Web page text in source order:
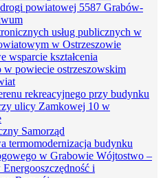
powiatowej 5587 Grabów-
usług publicznych w
w Ostrzeszowie
wsparcie kształcenia
w powiecie ostrzeszowskim
rekreacyjnego przy budynku
ulicy Zamkowej 10 w
Samorząd
termomodernizacja budynku
w Grabowie Wójtostwo –
i